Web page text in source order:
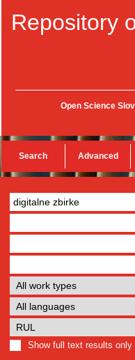
Repository
Open Science
Search Advanced
Show full text results only